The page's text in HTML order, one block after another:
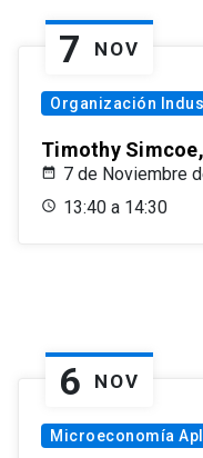
7 NOV
Organización
Timothy
7 de Noviembre
13:40 a 14:30
6 NOV
Microeconomía